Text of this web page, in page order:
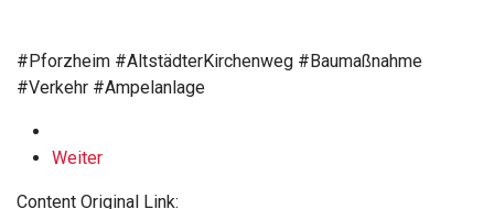
#Pforzheim #AltstädterKirchenweg #Baumaßnahme
#Verkehr #Ampelanlage
Weiter
Content Original Link: